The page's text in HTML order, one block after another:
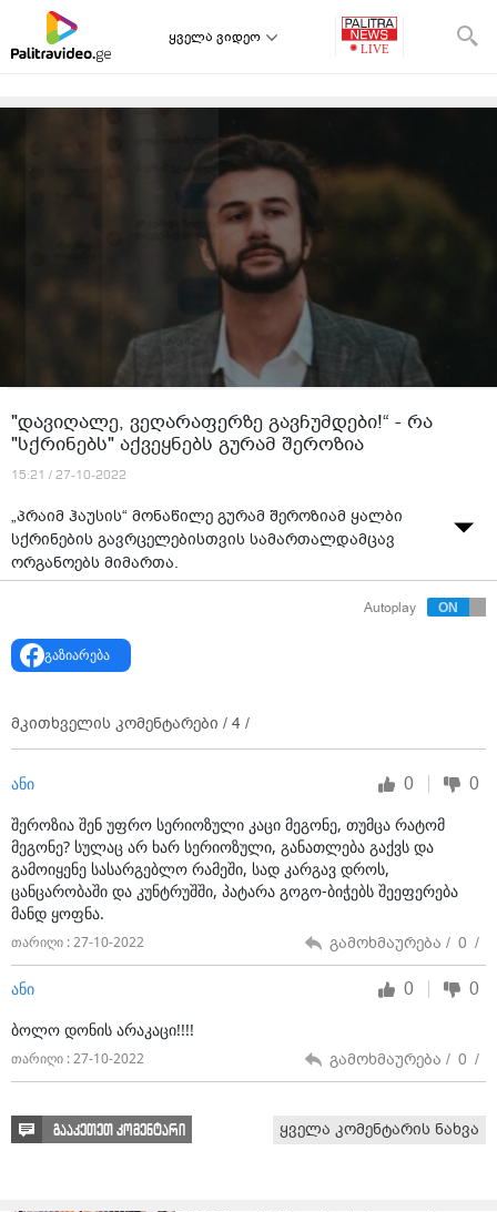
ყველა ვიდეო
"დავიღალე, ვეღარაფერზე გავჩუმდები!“ - რა
"სქრინებს" აქვეყნებს გურამ შეროზია
15:21 / 27-10-2022
„პრაიმ ჰაუსის“ მონაწილე გურამ შეროზიამ ყალბი
სქრინების გავრცელებისთვის სამართალდამცავ
ორგანოებს მიმართა.
„ეს სქრინი ვრცელდება ტიკტოკზე და ფბ-ზე, ასევე
მივმართე სამხარაულის ექსპერტიზას, შესაბამის
ორგანოებსაც და ყალბი სქრინის გავრცელებისთვის -
ასე აბდა-უბდა გრამატიკით ვწერ ხო, ამ ლექსიკით და
ასე ვექცევი მეგობრებს თქვენი აზრით? ან დრო, ან
იციან. დავიღალე, ვეღარაფერზე გავჩუმდები!“ - წერს
შეროზია.
Autoplay
გაზიარება
მკითხველის კომენტარები / 4 /
ანი 0 0
შეროზია შენ უფრო სერიოზული კაცი მეგონე, თუმცა რატომ
მეგონე? სულაც არ ხარ სერიოზული, განათლება გაქვს და
გამოიყენე სასარგებლო რამეში, სად კარგავ დროს,
ცანცარობაში და კუნტრუშში, პატარა გოგო-ბიჭებს შეეფერება
მანდ ყოფნა.
თარიღი : 27-10-2022 გამოხმაურება / 0 /
ანი 0 0
ბოლო დონის არაკაცი!!!!
თარიღი : 27-10-2022 გამოხმაურება / 0 /
გააკეთეთ კომენტარი ყველა კომენტარის ნახვა